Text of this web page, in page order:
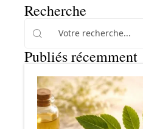
Recherche
Publiés récemment